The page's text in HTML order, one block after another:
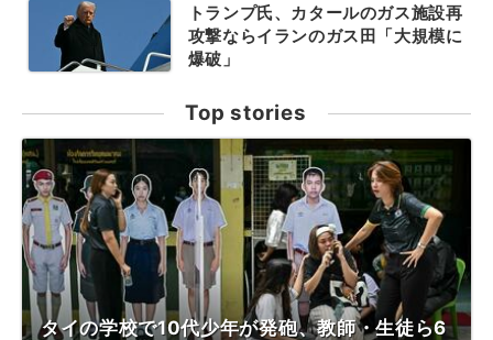
トランプ氏、カタールのガス施設再
攻撃ならイランのガス田「大規模に
爆破」
Top stories
タイの学校で10代少年が発砲、教師・生徒ら6